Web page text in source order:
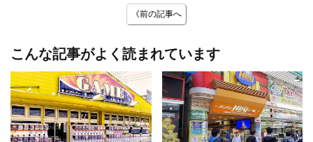
《前の記事へ
こんな記事がよく読まれています